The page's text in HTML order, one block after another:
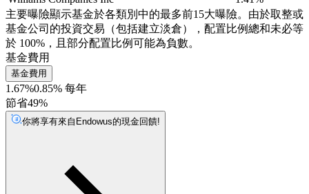
主要曝險顯示基金於各類別中的最多前15大曝險。由於取整或
基金公司的投資交易（包括建立淡倉），配置比例總和未必等
於 100%，且部分配置比例可能為負數。
基金費用
基金費用
1.67%0.85% 每年
節省49%
你將享有來自Endowus的現金回饋!